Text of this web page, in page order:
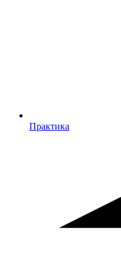
Практика
Практика